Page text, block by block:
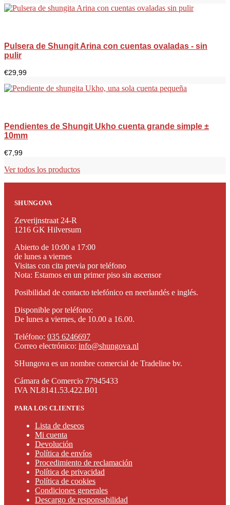
Pulsera de Shungit Arina con cuentas ovaladas - sin
pulir
€29,99
Pendientes de Shungit Ukho cuenta grande simple ±
10mm
€7,99
Ver todos los productos
SHUNGOVA
Zeverijnstraat 24-R
1216 GK Hilversum
Abierto de 10:00 a 17:00
de lunes a viernes
Visitas con cita previa por teléfono
Nota: Estamos en un primer piso sin ascensor
Posibilidad de contacto telefónico en neerlandés e inglés.
Disponible por teléfono:
De lunes a viernes, de 10.00 a 16.00.
Teléfono: 035 6246697
Correo electrónico: info@shungova.nl
SHungova es un nombre comercial de Tradeline bv.
Cámara de Comercio 77945433
IVA NL8141.53.422.B01
PARA LOS CLIENTES
Lista de deseos
Mi cuenta
Devolución
Política de envíos
Procedimiento de reclamación
Política de privacidad
Política de cookies
Condiciones generales
Descargo de responsabilidad